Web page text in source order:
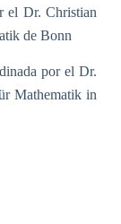
el Dr. Christian
de Bonn
por el Dr.
Mathematik in